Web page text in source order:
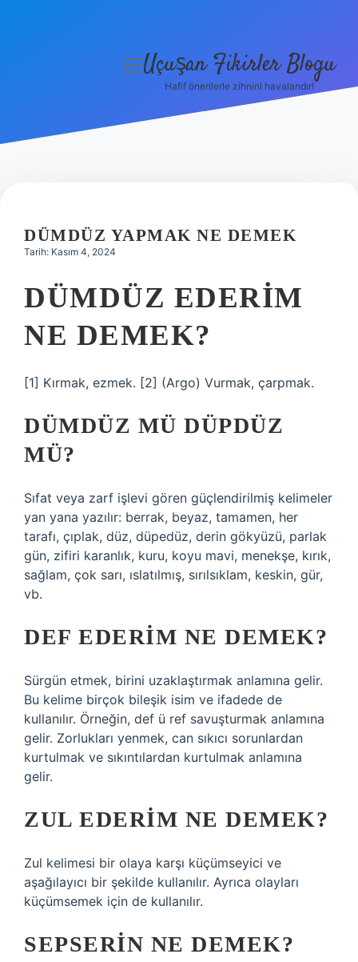
Hakkımızda
menüyü
Uçuşan Fikirler Blogu
Hafif önerilerle zihnini havalandır!
DÜMDÜZ YAPMAK NE DEMEK
Tarih: Kasım 4, 2024
DÜMDÜZ EDERIM
NE DEMEK?
[1] Kırmak, ezmek. [2] (Argo) Vurmak, çarpmak.
DÜMDÜZ MÜ DÜPDÜZ
MÜ?
Sıfat veya zarf işlevi gören güçlendirilmiş kelimeler
yan yana yazılır: berrak, beyaz, tamamen, her
tarafı, çıplak, düz, düpedüz, derin gökyüzü, parlak
gün, zifiri karanlık, kuru, koyu mavi, menekşe, kırık,
sağlam, çok sarı, ıslatılmış, sırılsıklam, keskin, gür,
vb.
DEF EDERIM NE DEMEK?
Sürgün etmek, birini uzaklaştırmak anlamına gelir.
Bu kelime birçok bileşik isim ve ifadede de
kullanılır. Örneğin, def ü ref savuşturmak anlamına
gelir. Zorlukları yenmek, can sıkıcı sorunlardan
kurtulmak ve sıkıntılardan kurtulmak anlamına
gelir.
ZUL EDERIM NE DEMEK?
Zul kelimesi bir olaya karşı küçümseyici ve
aşağılayıcı bir şekilde kullanılır. Ayrıca olayları
küçümsemek için de kullanılır.
SEPSERIN NE DEMEK?